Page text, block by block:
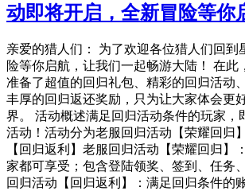
动即将开启，全新冒险等你
亲爱的猎人们： 为了欢迎各位猎人们回到
险等你启航，让我们一起畅游大陆！ 在此
准备了超值的回归礼包、精彩的回归活动
丰厚的回归返还奖励，只为让大家体会更
界。 活动概述满足回归活动条件的玩家，
活动！活动分为老服回归活动【荣耀回归
【回归返利】老服回归活动【荣耀回归】
家都可享受；包含登陆领奖、签到、任务
回归活动【回归返利】：满足回归条件的